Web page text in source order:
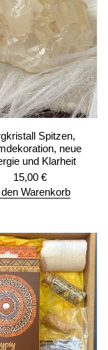
Spitzen,
neue
und Klarheit
15,00 €
den Warenkorb